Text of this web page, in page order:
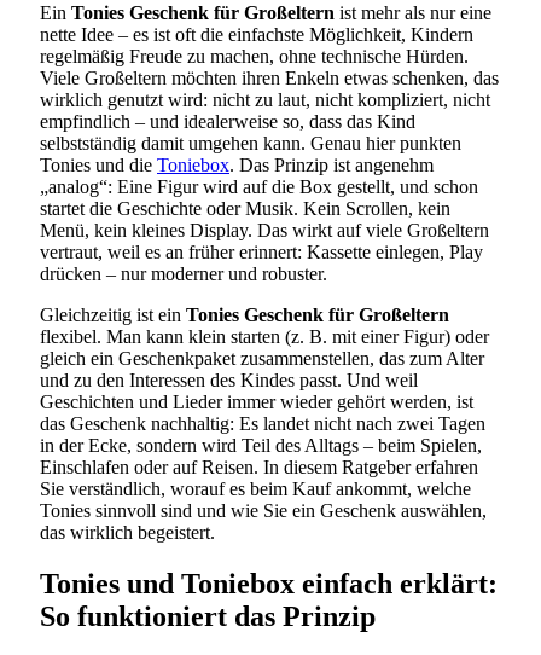
Ein Tonies Geschenk für Großeltern ist mehr als nur eine
nette Idee – es ist oft die einfachste Möglichkeit, Kindern
regelmäßig Freude zu machen, ohne technische Hürden.
Viele Großeltern möchten ihren Enkeln etwas schenken, das
wirklich genutzt wird: nicht zu laut, nicht kompliziert, nicht
empfindlich – und idealerweise so, dass das Kind
selbstständig damit umgehen kann. Genau hier punkten
Tonies und die Toniebox. Das Prinzip ist angenehm
„analog“: Eine Figur wird auf die Box gestellt, und schon
startet die Geschichte oder Musik. Kein Scrollen, kein
Menü, kein kleines Display. Das wirkt auf viele Großeltern
vertraut, weil es an früher erinnert: Kassette einlegen, Play
drücken – nur moderner und robuster.
Gleichzeitig ist ein Tonies Geschenk für Großeltern
flexibel. Man kann klein starten (z. B. mit einer Figur) oder
gleich ein Geschenkpaket zusammenstellen, das zum Alter
und zu den Interessen des Kindes passt. Und weil
Geschichten und Lieder immer wieder gehört werden, ist
das Geschenk nachhaltig: Es landet nicht nach zwei Tagen
in der Ecke, sondern wird Teil des Alltags – beim Spielen,
Einschlafen oder auf Reisen. In diesem Ratgeber erfahren
Sie verständlich, worauf es beim Kauf ankommt, welche
Tonies sinnvoll sind und wie Sie ein Geschenk auswählen,
das wirklich begeistert.
Tonies und Toniebox einfach erklärt:
So funktioniert das Prinzip